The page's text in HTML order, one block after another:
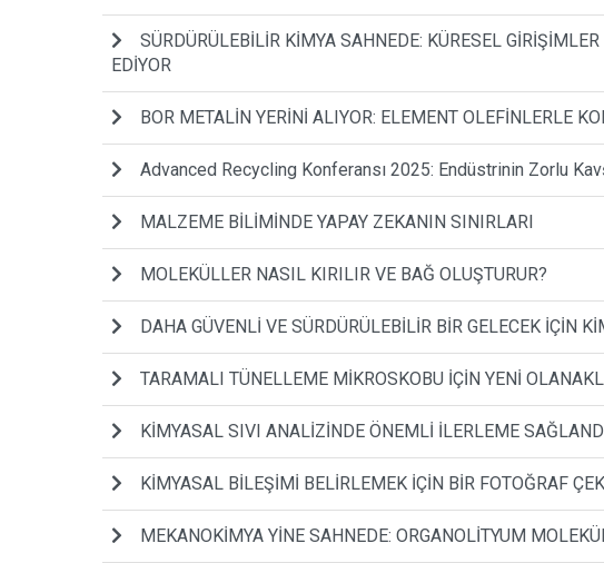
SÜRDÜRÜLEBİLİR KİMYA SAHNEDE: KÜRESEL
EDİYOR
BOR METALİN YERİNİ ALIYOR: ELEMENT OLEFİNLERLE
Advanced Recycling Konferansı 2025: Endüstrinin Zorlu
MALZEME BİLİMİNDE YAPAY ZEKANIN SINIRLARI
MOLEKÜLLER NASIL KIRILIR VE BAĞ OLUŞTURUR?
DAHA GÜVENLİ VE SÜRDÜRÜLEBİLİR BİR GELECEK İÇİN
TARAMALI TÜNELLEME MİKROSKOBU İÇİN YENİ
KİMYASAL SIVI ANALİZİNDE ÖNEMLİ İLERLEME
KİMYASAL BİLEŞİMİ BELİRLEMEK İÇİN BİR FOTOĞRAF
MEKANOKİMYA YİNE SAHNEDE: ORGANOLİTYUM